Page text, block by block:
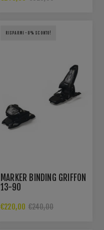
RISPARMI -8% SCONTO!
MARKER BINDING GRIFFON
13-90
€220,00 €240,00